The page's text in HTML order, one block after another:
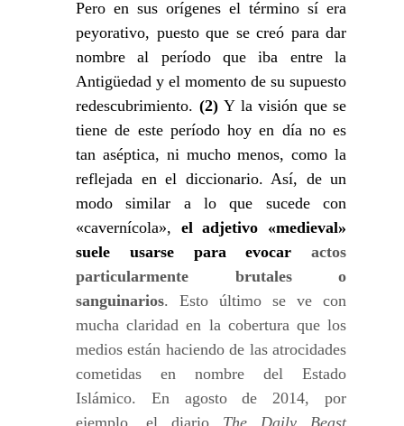
Pero en sus orígenes el término sí era
peyorativo, puesto que se creó para dar
nombre al período que iba entre la
Antigüedad y el momento de su supuesto
redescubrimiento. (2)Y la visión que se
tiene de este período hoy en día no es
tan aséptica, ni mucho menos, como la
reflejada en el diccionario. Así, de un
modo similar a lo que sucede con
«cavernícola», el adjetivo «medieval»
suele usarse para evocar actos
particularmente brutales o
sanguinarios. Esto último se ve con
mucha claridad en la cobertura que los
medios están haciendo de las atrocidades
cometidas en nombre del Estado
Islámico. En agosto de 2014, por